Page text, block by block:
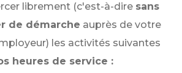
librement (c'est-à-dire sans
de démarche auprès de votre
les activités suivantes
heures de service :